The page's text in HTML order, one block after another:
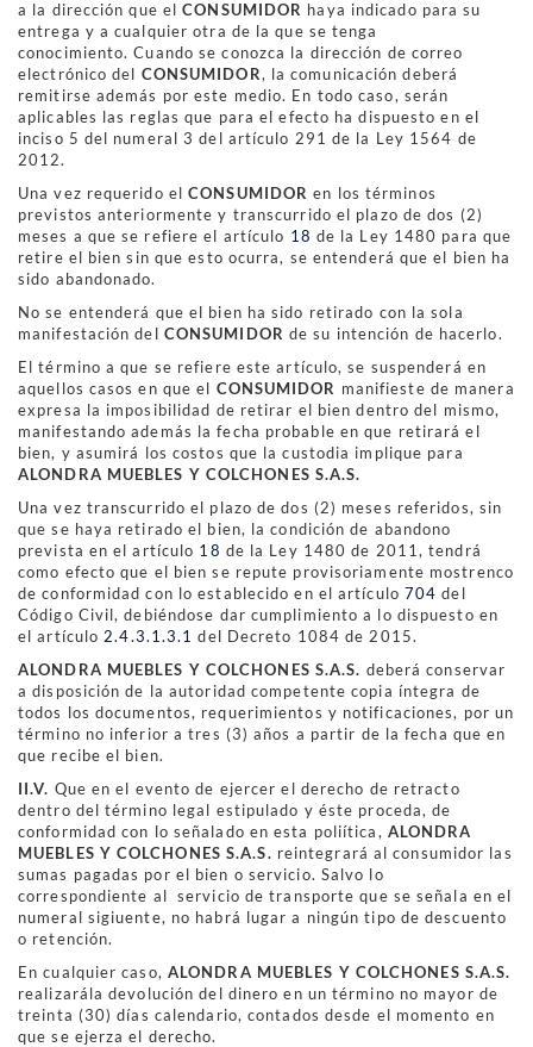
a la dirección que elCONSUMIDOR haya indicado para su
entrega y a cualquier otra de la que se tenga
conocimiento. Cuando se conozca la dirección de correo
electrónico del CONSUMIDOR, la comunicación deberá
remitirse además por este medio. En todo caso, serán
aplicables las reglas que para el efecto ha dispuesto en el
inciso 5 del numeral 3 del artículo 291 de la Ley 1564 de
2012.
Una vez requerido elCONSUMIDOR en los términos
previstos anteriormente y transcurrido el plazo de dos (2)
meses a que se refiere el artículo 18 de la Ley 1480 para que
retire el bien sin que esto ocurra, se entenderá que el bien ha
sido abandonado.
No se entenderá que el bien ha sido retirado con la sola
manifestación del CONSUMIDOR de su intención de hacerlo.
El término a que se refiere este artículo, se suspenderá en
aquellos casos en que el CONSUMIDOR manifieste de manera
expresa la imposibilidad de retirar el bien dentro del mismo,
manifestando además la fecha probable en que retirará el
bien, y asumirá los costos que la custodia implique para
ALONDRA MUEBLES Y COLCHONES S.A.S.
Una vez transcurrido el plazo de dos (2) meses referidos, sin
que se haya retirado el bien, la condición de abandono
prevista en el artículo 18 de la Ley 1480 de 2011, tendrá
como efecto que el bien se repute provisoriamente mostrenco
de conformidad con lo establecido en el artículo 704 del
Código Civil, debiéndose dar cumplimiento a lo dispuesto en
el artículo 2.4.3.1.3.1 del Decreto 1084 de 2015.
ALONDRA MUEBLES Y COLCHONES S.A.S. deberá conservar
a disposición de la autoridad competente copia íntegra de
todos los documentos, requerimientos y notificaciones, por un
término no inferior a tres (3) años a partir de la fecha que en
que recibe el bien.
II.V. Que en el evento de ejercer el derecho de retracto
dentro del término legal estipulado y éste proceda, de
conformidad con lo señalado en esta poliítica, ALONDRA
MUEBLES Y COLCHONES S.A.S. reintegrará al consumidor las
sumas pagadas por el bien o servicio. Salvo lo
correspondiente al servicio de transporte que se señala en el
numeral sigiuente, no habrá lugar a ningún tipo de descuento
o retención.
En cualquier caso, ALONDRA MUEBLES Y COLCHONES S.A.S.
realizarála devolución del dinero en un término no mayor de
treinta (30) días calendario, contados desde el momento en
que se ejerza el derecho.